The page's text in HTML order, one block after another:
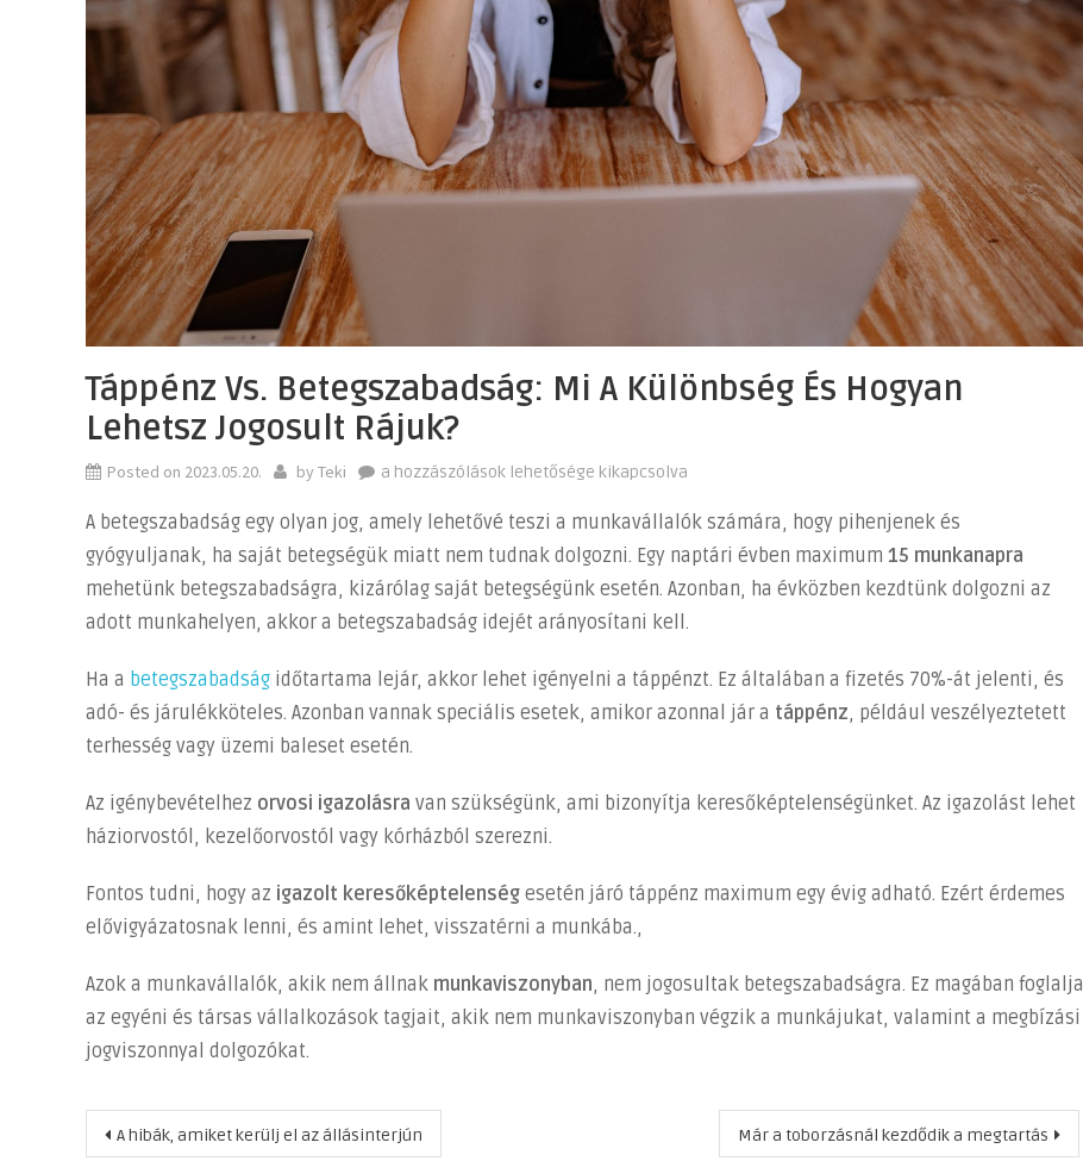
Táppénz Vs. Betegszabadság: Mi A Különbség És Hogyan
Lehetsz Jogosult Rájuk?
Posted on 2023.05.20. by Teki
Táppénz
Betegszabadság:
Mi
a
különbség
hogyan
lehetsz
jogosult
bejegyzéshez
a hozzászólások lehetősége kikapcsolva
A betegszabadság egy olyan jog, amely lehetővé teszi a munkavállalók számára, hogy pihenjenek és
gyógyuljanak, ha saját betegségük miatt nem tudnak dolgozni. Egy naptári évben maximum 15 munkanapra
mehetünk betegszabadságra, kizárólag saját betegségünk esetén. Azonban, ha évközben kezdtünk dolgozni az
adott munkahelyen, akkor a betegszabadság idejét arányosítani kell.
Ha a betegszabadság időtartama lejár, akkor lehet igényelni a táppénzt. Ez általában a fizetés 70%-át jelenti, és
adó- és járulékköteles. Azonban vannak speciális esetek, amikor azonnal jár a táppénz, például veszélyeztetett
terhesség vagy üzemi baleset esetén.
Az igénybevételhez orvosi igazolásra van szükségünk, ami bizonyítja keresőképtelenségünket. Az igazolást lehet
háziorvostól, kezelőorvostól vagy kórházból szerezni.
Fontos tudni, hogy az igazolt keresőképtelenség esetén járó táppénz maximum egy évig adható. Ezért érdemes
elővigyázatosnak lenni, és amint lehet, visszatérni a munkába.,
Azok a munkavállalók, akik nem állnak munkaviszonyban, nem jogosultak betegszabadságra. Ez magában foglalja
az egyéni és társas vállalkozások tagjait, akik nem munkaviszonyban végzik a munkájukat, valamint a megbízási
jogviszonnyal dolgozókat.
Bejegyzés
A hibák, amiket kerülj el az állásinterjún Már a toborzásnál kezdődik a megtartás